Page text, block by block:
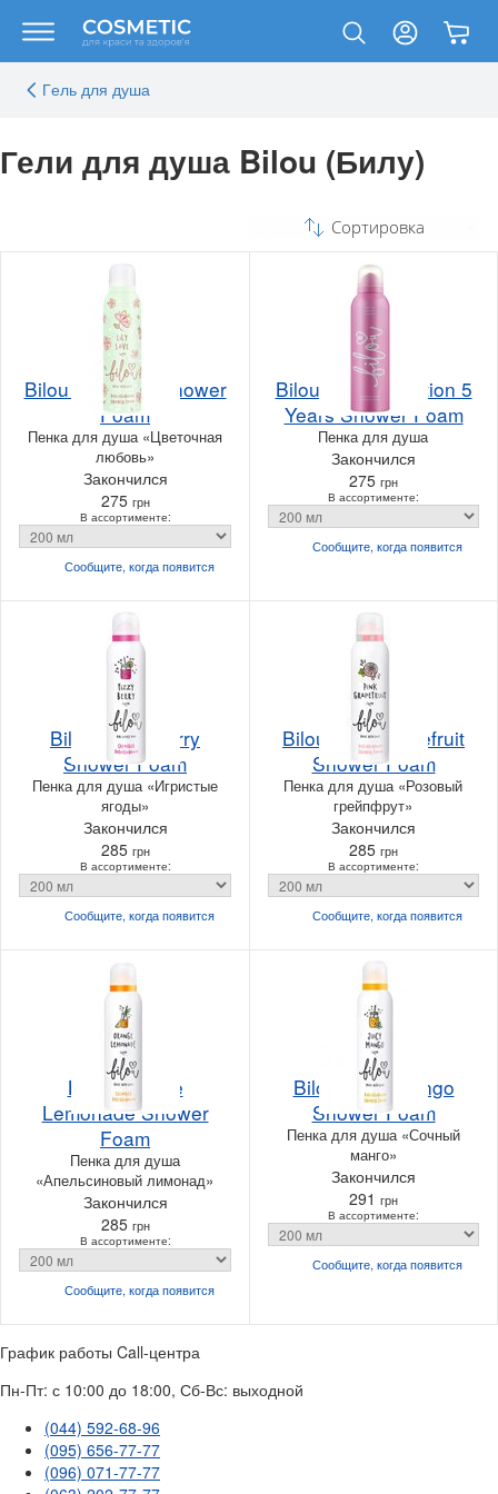
Гeль для душа
Гели для душа Bilou (Билу)
Сортировка
Bilou Lily Love Shower
Foam
Пенка для душа «Цветочная
любовь»
Закончился
275 грн
В ассортименте:
Сообщите, когдапоявится
Bilou Limited Edition 5
Years Shower Foam
Пенка для душа
Закончился
275 грн
В ассортименте:
Сообщите, когдапоявится
Bilou Fizzy Berry
Shower Foam
Пенка для душа «Игристые
ягоды»
Закончился
285 грн
В ассортименте:
Сообщите, когдапоявится
Bilou Pink Grapefruit
Shower Foam
Пенка для душа «Розовый
грейпфрут»
Закончился
285 грн
В ассортименте:
Сообщите, когдапоявится
Bilou Orange
Lemonade Shower
Foam
Пенка для душа
«Апельсиновый лимонад»
Закончился
285 грн
В ассортименте:
Сообщите, когдапоявится
Bilou Juicy Mango
Shower Foam
Пенка для душа «Сочный
манго»
Закончился
291 грн
В ассортименте:
Сообщите, когдапоявится
График работы Call-центра
Пн-Пт: с 10:00 до 18:00, Сб-Вс: выходной
(044) 592-68-96
(095) 656-77-77
(096) 071-77-77